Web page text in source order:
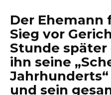
Der Ehemann
Sieg vor
Stunde später
ihn seine
und sein